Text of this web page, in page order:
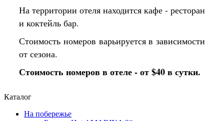
На территории отеля находится кафе - ресторан
и коктейль бар.
Стоимость номеров варьируется в зависимости
от сезона.
Стоимость номеров в отеле - от $40 в сутки.
Каталог
На побережье